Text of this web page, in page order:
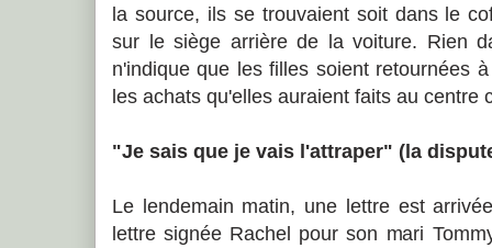
la source, ils se trouvaient soit dans le
sur le siège arrière de la voiture. Rien
n'indique que les filles soient retournées
les achats qu'elles auraient faits au centre
"Je sais que je vais l'attraper" (la
Le lendemain matin, une lettre est
lettre signée Rachel pour son mari